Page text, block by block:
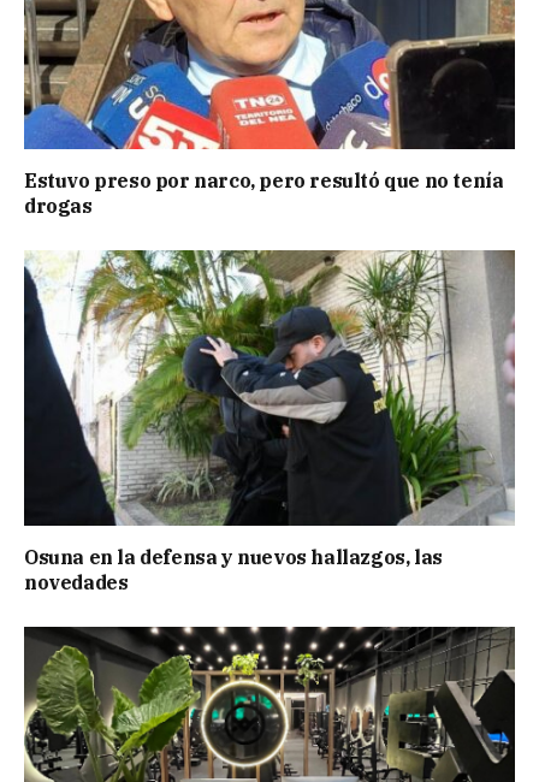
Estuvo preso por narco, pero resultó que no tenía
drogas
Osuna en la defensa y nuevos hallazgos, las
novedades